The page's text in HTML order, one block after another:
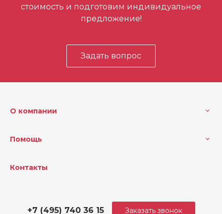
стоимость и подготовим индивидуальное
предложение!
Задать вопрос
О компании
Помощь
Контакты
+7 (495) 740 36 15 Заказать звонок